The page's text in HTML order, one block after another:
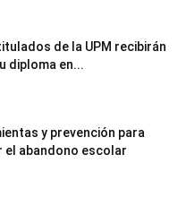
de la UPM recibirán
diploma en...
y prevención para
el abandono escolar